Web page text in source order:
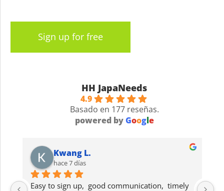
Sign up for free
HH JapaNeeds
4.9
Basado en 177 reseñas.
powered byGoogle
Kwang L.
hace 7 días
Easy to sign up,  good communication,  timely